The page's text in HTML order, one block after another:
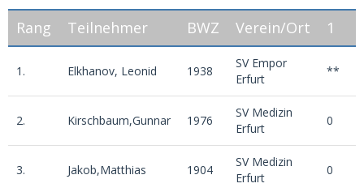
Rang
Teilnehmer BWZ Verein/Ort 1
1. Elkhanov, Leonid 1938
SV Empor
Erfurt
**
2. Kirschbaum,Gunnar 1976
SV Medizin
Erfurt
0
3. Jakob,Matthias 1904
SV Medizin
Erfurt
0